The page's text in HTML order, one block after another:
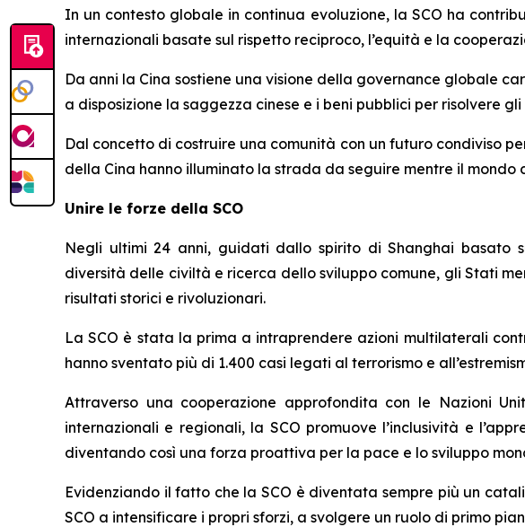
In un contesto globale in continua evoluzione, la SCO ha
internazionali basate sul rispetto reciproco, l’equità e la
Da anni la Cina sostiene una visione della governance globale
a disposizione la saggezza cinese e i beni pubblici per risolvere
Dal concetto di costruire una comunità con un futuro condiviso
della Cina hanno illuminato la strada da seguire mentre il mondo
Unire le forze della SCO
Negli ultimi 24 anni, guidati dallo spirito di Shanghai basato
diversità delle civiltà e ricerca dello sviluppo comune, gli Stati
risultati storici e rivoluzionari.
La SCO è stata la prima a intraprendere azioni multilaterali
hanno sventato più di 1.400 casi legati al terrorismo e
Attraverso una cooperazione approfondita con le Nazioni
internazionali e regionali, la SCO promuove l’inclusività e
diventando così una forza proattiva per la pace e lo sviluppo
Evidenziando il fatto che la SCO è diventata sempre più un
SCO a intensificare i propri sforzi, a svolgere un ruolo di primo